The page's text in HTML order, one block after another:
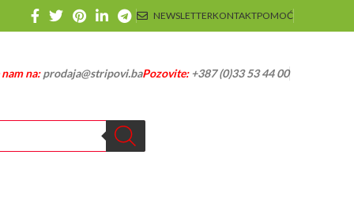
NEWSLETTERKONTAKTPOMOĆ
na:prodaja@stripovi.baPozovite:+387 (0)33 53 44 00